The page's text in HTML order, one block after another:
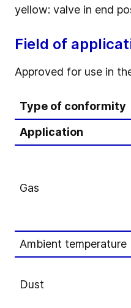
yellow: valve in end
Field of
Approved for use in
Type of conformity
Application
Gas
Ambient temperature
Dust